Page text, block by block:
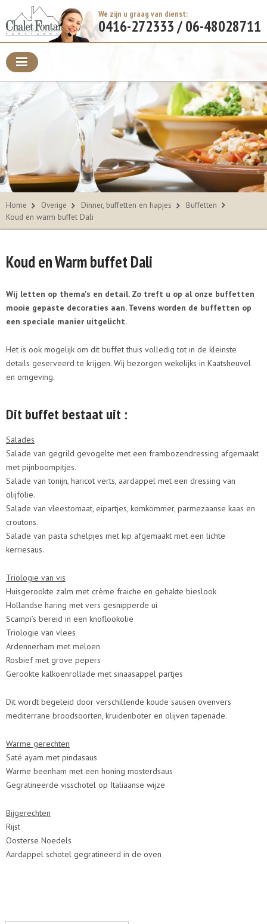
We zijn u graag van dienst:
0416-272333 / 06-48028711
Home Overige Dinner, buffetten en hapjes
Buffetten
Koud en warm buffet Dali
Koud en Warm buffet Dali
Wij letten op thema's en detail. Zo treft u op al onze buffetten
mooie gepaste decoraties aan. Tevens worden de buffetten op
een speciale manier uitgelicht.
Het is ook mogelijk om dit buffet thuis volledig tot in de kleinste
details geserveerd te krijgen. Wij bezorgen wekelijks in Kaatsheuvel
en omgeving.
Dit buffet bestaat uit :
Salades
Salade van gegrild gevogelte met een frambozendressing afgemaakt
met pijnboompitjes.
Salade van tonijn, haricot verts, aardappel met een dressing van
olijfolie.
Salade van vleestomaat, eipartjes, komkommer, parmezaanse kaas en
croutons.
Salade van pasta schelpjes met kip afgemaakt met een lichte
kerriesaus.
Triologie van vis
Huisgerookte zalm met crème fraiche en gehakte bieslook
Hollandse haring met vers gesnipperde ui
Scampi’s bereid in een knoflookolie
Triologie van vlees
Ardennerham met meloen
Rosbief met grove pepers
Gerookte kalkoenrollade met sinaasappel partjes
Dit wordt begeleid door verschillende koude sausen ovenvers
mediterrane broodsoorten, kruidenboter en olijven tapenade.
Warme gerechten
Saté ayam met pindasaus
Warme beenham met een honing mosterdsaus
Gegratineerde visschotel op Italiaanse wijze
Bijgerechten
Rijst
Oosterse Noedels
Aardappel schotel gegratineerd in de oven